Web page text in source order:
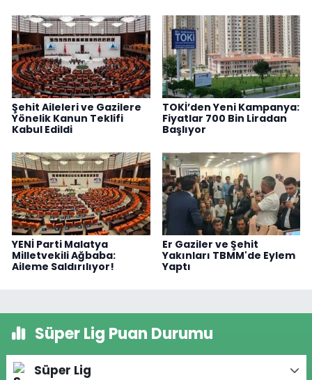
Şehit Aileleri ve Gazilere
Yönelik Kanun Teklifi
Kabul Edildi
TOKİ’den Yeni Kampanya:
Fiyatlar 700 Bin Liradan
Başlıyor
YENİ Parti Malatya
Milletvekili Ağbaba:
Aileme Saldırılıyor!
Er Gaziler ve Şehit
Yakınları TBMM'de Eylem
Yaptı
Süper Lig Puan Durumu
Süper Lig